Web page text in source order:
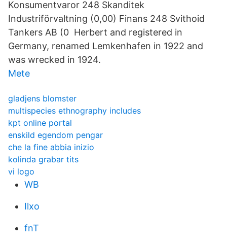
Konsumentvaror 248 Skanditek
Industriförvaltning (0,00) Finans 248 Svithoid
Tankers AB (0 Herbert and registered in
Germany, renamed Lemkenhafen in 1922 and
was wrecked in 1924.
Mete
gladjens blomster
multispecies ethnography includes
kpt online portal
enskild egendom pengar
che la fine abbia inizio
kolinda grabar tits
vi logo
WB
Ilxo
fnT